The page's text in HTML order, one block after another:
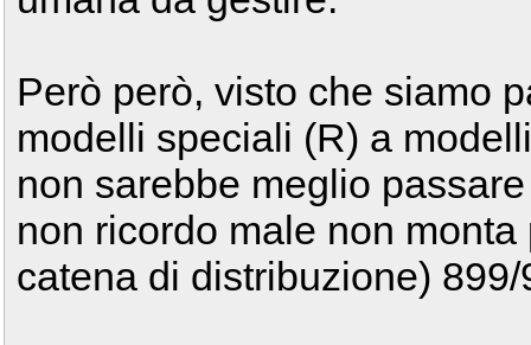
Però però, visto che siamo
modelli speciali (R) a
non sarebbe meglio
non ricordo male non
catena di distribuzione) 899/